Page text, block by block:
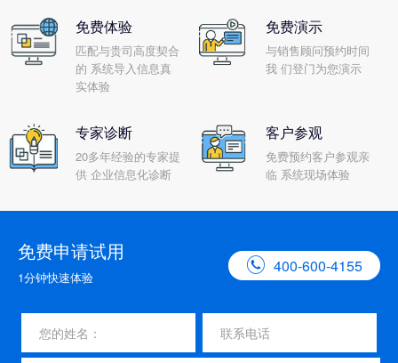
免费体验
匹配与贵司高度契合
的 系统导入信息真
实体验
免费演示
与销售顾问预约时间
我 们登门为您演示
专家诊断
20多年经验的专家提
供 企业信息化诊断
客户参观
免费预约客户参观亲
临 系统现场体验
免费申请试用
1分钟快速体验
 400-600-4155